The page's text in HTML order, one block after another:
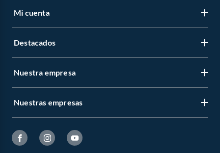
Mi cuenta
Destacados
Nuestra empresa
Nuestras empresas